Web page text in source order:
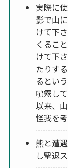
実際に
影で山
けて下
くるこ
けて下
たりす
るとい
噴霧し
以来、
怪我を
熊と遭
し撃退